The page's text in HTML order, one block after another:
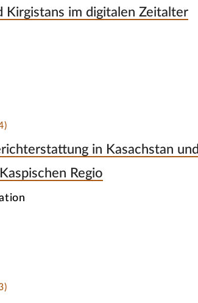
Kirgistans im digitalen Zeitalter
in Kasachstan und
Regio